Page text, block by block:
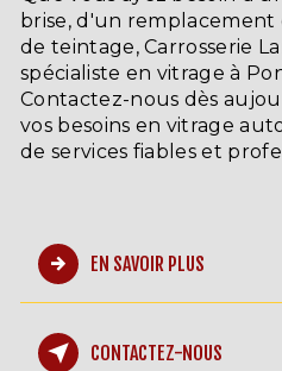
brise, d'un remplacement
de teintage, Carrosserie
spécialiste en vitrage à
Contactez-nous dès
vos besoins en vitrage
de services fiables et
EN SAVOIR PLUS
CONTACTEZ-NOUS